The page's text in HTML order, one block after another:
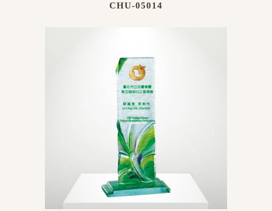
CHU-05014